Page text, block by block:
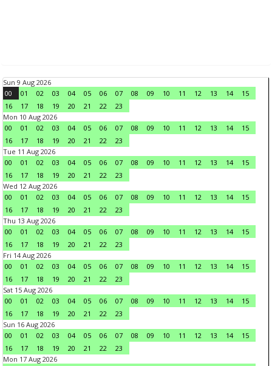
Sun 9 Aug 2026
00
01 02 03 04 05 06 07 08 09 10 11 12 13 14
15
16
17 18 19 20 21 22
23
Mon 10 Aug 2026
00
01 02 03 04 05 06 07 08 09 10 11 12 13 14
15
16
17 18 19 20 21 22
23
Tue 11 Aug 2026
00
01 02 03 04 05 06 07 08 09 10 11 12 13 14
15
16
17 18 19 20 21 22
23
Wed 12 Aug 2026
00
01 02 03 04 05 06 07 08 09 10 11 12 13 14
15
16
17 18 19 20 21 22
23
Thu 13 Aug 2026
00
01 02 03 04 05 06 07 08 09 10 11 12 13 14
15
16
17 18 19 20 21 22
23
Fri 14 Aug 2026
00
01 02 03 04 05 06 07 08 09 10 11 12 13 14
15
16
17 18 19 20 21 22
23
Sat 15 Aug 2026
00
01 02 03 04 05 06 07 08 09 10 11 12 13 14
15
16
17 18 19 20 21 22
23
Sun 16 Aug 2026
00
01 02 03 04 05 06 07 08 09 10 11 12 13 14
15
16
17 18 19 20 21 22
23
Mon 17 Aug 2026